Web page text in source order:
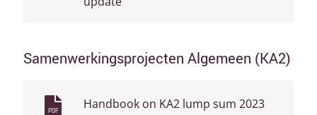
Samenwerkingsprojecten Algemeen (KA2)
PDF Handbook on KA2 lump sum 2023